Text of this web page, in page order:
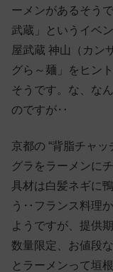
ーメンがあるそう
武蔵」というイベ
屋武蔵 神山（カン
グら～麺」をヒン
そうです。な、な
のですが‥
京都の “背脂チャ
グラをラーメンに
具材は白髪ネギに
う‥フランス料理
ようですが、提供
数量限定、お値段
とラーメンって垣